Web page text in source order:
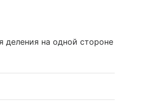
деления на одной стороне